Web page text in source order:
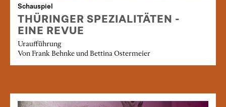
Schauspiel
THÜRINGER SPEZIALITÄTEN -
EINE REVUE
Uraufführung
Von Frank Behnke und Bettina Ostermeier